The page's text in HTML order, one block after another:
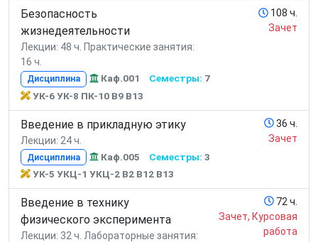
Безопасность
жизнедеятельности
Лекции: 48 ч. Практические занятия:
16 ч.
108 ч.
Зачет
Дисциплина Каф.001 Семестры: 7
УК-6 УК-8 ПК-10 В9 В13
Введение в прикладную этику
Лекции: 24 ч.
36 ч.
Зачет
Дисциплина Каф.005 Семестры: 3
УК-5 УКЦ-1 УКЦ-2 В2 В12 В13
Введение в технику
физического эксперимента
Лекции: 32 ч. Лабораторные занятия:
72 ч.
Зачет, Курсовая
работа